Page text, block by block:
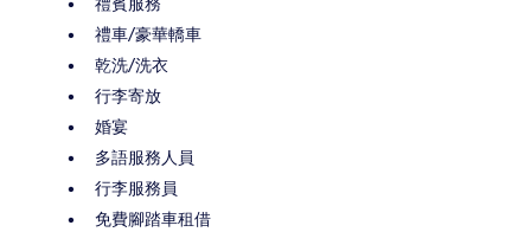
禮車/豪華轎車
乾洗/洗衣
行李寄放
婚宴
多語服務人員
行李服務員
免費腳踏車租借